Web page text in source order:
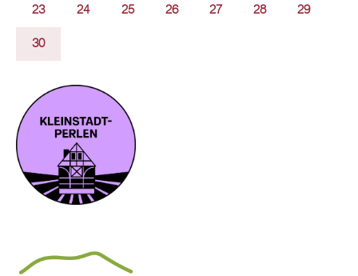
23 24 25 26 27 28 29
30